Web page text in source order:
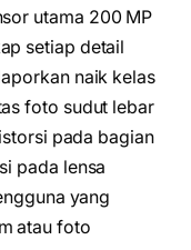
utama 200 MP
setiap detail
naik kelas
foto sudut lebar
pada bagian
pada lensa
yang
atau foto